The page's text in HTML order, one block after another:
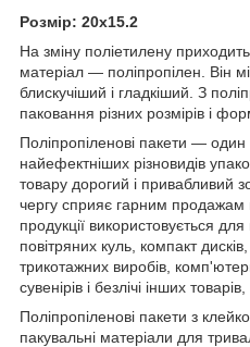
Розмір: 20х15.2
На зміну поліетилену
матеріал — поліпропілен. Він
блискучіший і гладкіший. З
паковання різних розмірів і
Поліпропіленові пакети — один
найефектніших різновидів
товару дорогий і привабливий
чергу сприяє гарним продажам
продукції використовується для
повітряних куль, компакт
трикотажних виробів,
сувенірів і безлічі інших товарів,
Поліпропіленові пакети з
пакувальні матеріали для